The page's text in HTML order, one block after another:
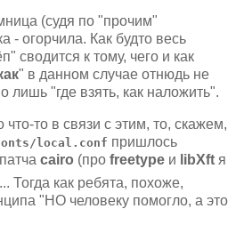
(судя по "прочим"
- огорчила. Как будто весь
сводится к тому, чего и как
" в данном случае отнюдь не
лишь "где взять, как наложить".
то в связи с этим, то, скажем,
local.conf пришлось
cairo (про freetype и libXft я
Тогда как ребята, похоже,
"НО человеку помогло, а это